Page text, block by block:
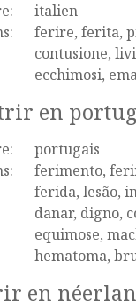
italien
ferire, ferita,
contusione,
ecchimosi,
en
portugais
ferimento,
ferida, lesão,
danar, digno,
equimose,
hematoma,
en